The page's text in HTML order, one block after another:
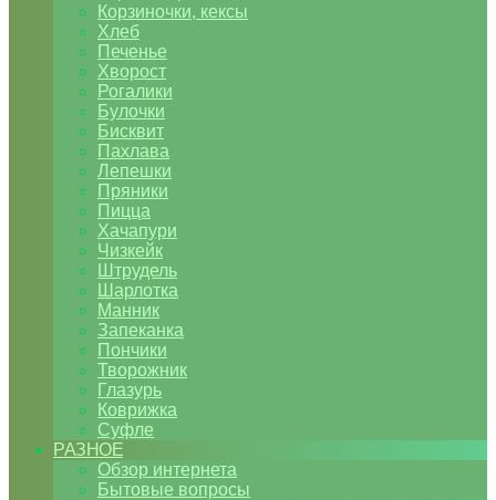
Корзиночки, кексы
Хлеб
Печенье
Хворост
Рогалики
Булочки
Бисквит
Пахлава
Лепешки
Пряники
Пицца
Хачапури
Чизкейк
Штрудель
Шарлотка
Манник
Запеканка
Пончики
Творожник
Глазурь
Коврижка
Суфле
РАЗНОЕ
Обзор интернета
Бытовые вопросы